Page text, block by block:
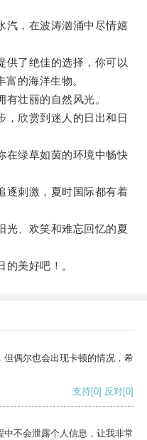
，在波涛汹涌中尽情嬉
了绝佳的选择，你可以
的海洋生物。
壮丽的自然风光。
欣赏到迷人的日出和日
绿草如茵的环境中畅快
刺激，夏时国际都有着
、欢笑和难忘回忆的夏
美好吧！。
偶尔也会出现卡顿的情况，希
支持[0] 反对[0]
不会泄露个人信息，让我非常